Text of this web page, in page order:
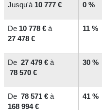
Jusqu'à 10 777 € 0 %
De 10 778 € à
27 478 €
11 %
De27 479 € à
78 570 €
30 %
De78 571 € à
168 994 €
41 %